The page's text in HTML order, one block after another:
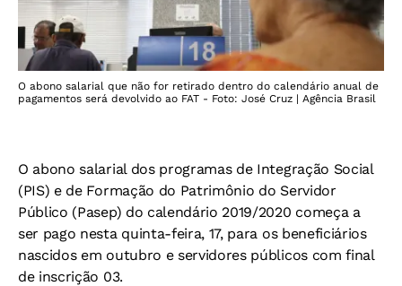
O abono salarial que não for retirado dentro do calendário anual de
pagamentos será devolvido ao FAT - Foto: José Cruz | Agência Brasil
O abono salarial dos programas de Integração Social
(PIS) e de Formação do Patrimônio do Servidor
Público (Pasep) do calendário 2019/2020 começa a
ser pago nesta quinta-feira, 17, para os beneficiários
nascidos em outubro e servidores públicos com final
de inscrição 03.